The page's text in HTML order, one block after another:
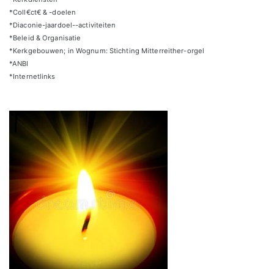
*Coll€ct€ & -doelen
*Diaconie-jaardoel--activiteiten
*Beleid & Organisatie
*Kerkgebouwen; in Wognum: Stichting Mitterreither-orgel
*ANBI
*Internetlinks